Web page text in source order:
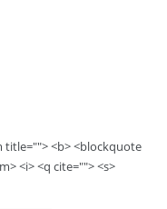
title=""> <b> <blockquote
<i> <q cite=""> <s>